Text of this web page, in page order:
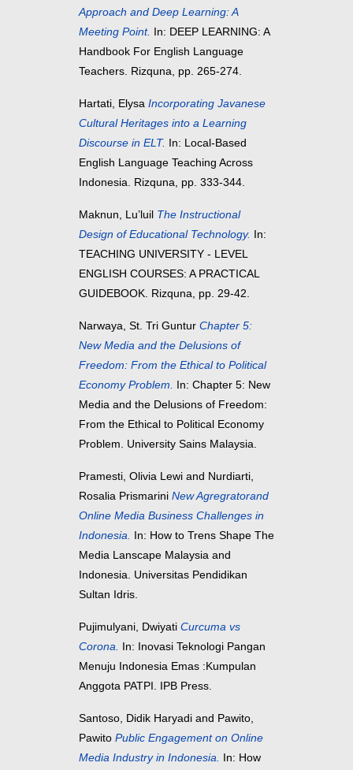
Approach and Deep Learning: A
Meeting Point. In: DEEP LEARNING: A
Handbook For English Language
Teachers. Rizquna, pp. 265-274.
Hartati, Elysa Incorporating Javanese
Cultural Heritages into a Learning
Discourse in ELT. In: Local-Based
English Language Teaching Across
Indonesia. Rizquna, pp. 333-344.
Maknun, Lu’luil The Instructional
Design of Educational Technology. In:
TEACHING UNIVERSITY - LEVEL
ENGLISH COURSES: A PRACTICAL
GUIDEBOOK. Rizquna, pp. 29-42.
Narwaya, St. Tri Guntur Chapter 5:
New Media and the Delusions of
Freedom: From the Ethical to Political
Economy Problem. In: Chapter 5: New
Media and the Delusions of Freedom:
From the Ethical to Political Economy
Problem. University Sains Malaysia.
Pramesti, Olivia Lewi and Nurdiarti,
Rosalia Prismarini New Agregratorand
Online Media Business Challenges in
Indonesia. In: How to Trens Shape The
Media Lanscape Malaysia and
Indonesia. Universitas Pendidikan
Sultan Idris.
Pujimulyani, Dwiyati Curcuma vs
Corona. In: Inovasi Teknologi Pangan
Menuju Indonesia Emas :Kumpulan
Anggota PATPI. IPB Press.
Santoso, Didik Haryadi and Pawito,
Pawito Public Engagement on Online
Media Industry in Indonesia. In: How